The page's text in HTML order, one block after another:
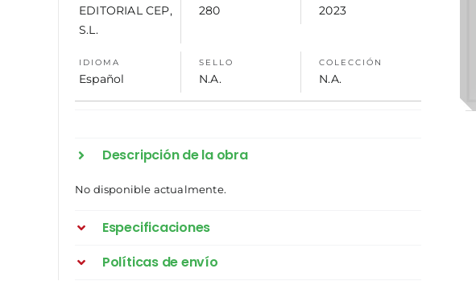
EDITORIAL CEP,
S.L.
280 2023
IDIOMA
Español
SELLO
N.A.
COLECCIÓN
N.A.
Descripción de la obra
No disponible actualmente.
Especificaciones
Políticas de envío